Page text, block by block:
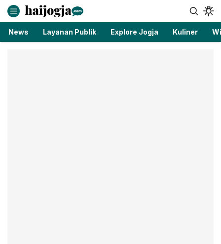
haijogja.com
Berita Jogja Terbaru dan Terkini
News Layanan Publik Explore Jogja Kuliner